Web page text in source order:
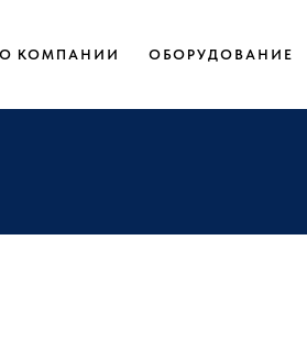
О КОМПАНИИ ОБОРУДОВАНИЕ